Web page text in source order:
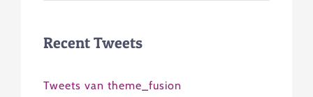
Recent Tweets
Tweets van theme_fusion